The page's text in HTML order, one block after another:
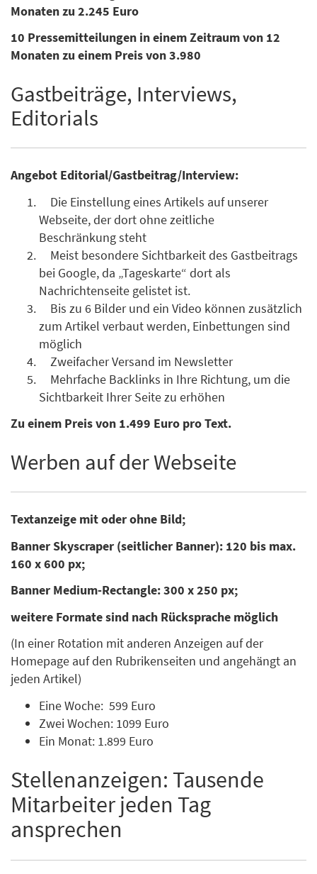
Monaten zu 2.245 Euro
10 Pressemitteilungen in einem Zeitraum von 12
Monaten zu einem Preis von 3.980
Gastbeiträge, Interviews,
Editorials
Angebot Editorial/Gastbeitrag/Interview:
Die Einstellung eines Artikels auf unserer
Webseite, der dort ohne zeitliche
Beschränkung steht
Meist besondere Sichtbarkeit des Gastbeitrags
bei Google, da „Tageskarte“ dort als
Nachrichtenseite gelistet ist.
Bis zu 6 Bilder und ein Video können zusätzlich
zum Artikel verbaut werden, Einbettungen sind
möglich
Zweifacher Versand im Newsletter
Mehrfache Backlinks in Ihre Richtung, um die
Sichtbarkeit Ihrer Seite zu erhöhen
Zu einem Preis von 1.499 Euro pro Text.
Werben auf der Webseite
Textanzeige mit oder ohne Bild;
Banner Skyscraper (seitlicher Banner): 120 bis max.
160 x 600 px;
Banner Medium-Rectangle: 300 x 250 px;
weitere Formate sind nach Rücksprache möglich
(In einer Rotation mit anderen Anzeigen auf der
Homepage auf den Rubrikenseiten und angehängt an
jeden Artikel)
Eine Woche: 599 Euro
Zwei Wochen: 1099 Euro
Ein Monat: 1.899 Euro
Stellenanzeigen: Tausende
Mitarbeiter jeden Tag
ansprechen